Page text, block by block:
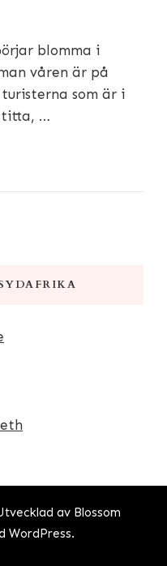
blomma i
våren är på
som är i
titta, …
av Blossom
WordPress.